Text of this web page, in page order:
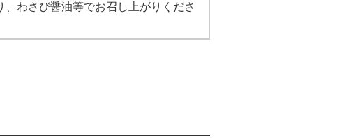
、わさび醤油等でお召し上がりくださ